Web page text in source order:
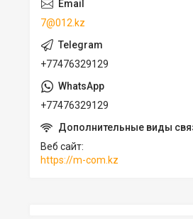
7@012.kz
+77476329129
+77476329129
Веб сайт
https://m-com.kz